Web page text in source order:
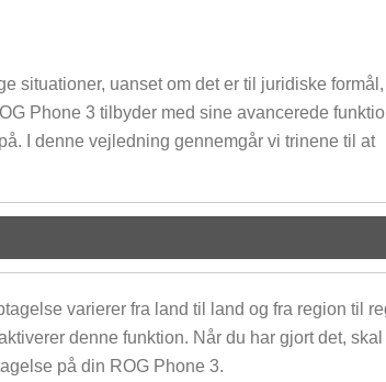
situationer, uanset om det er til juridiske
Phone 3 tilbyder med sine avancerede
I denne vejledning gennemgår vi trinene til at
varierer fra land til land og fra region til
denne funktion. Når du har gjort det, skal
på din ROG Phone 3.